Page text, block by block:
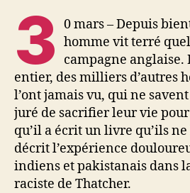
3 0 mars – Depuis
homme vit terré
campagne anglaise.
entier, des milliers d’autres
l’ont jamais vu, qui ne
juré de sacrifier leur vie pour
qu’il a écrit un livre qu’ils
décrit l’expérience
indiens et pakistanais dans
raciste de Thatcher.